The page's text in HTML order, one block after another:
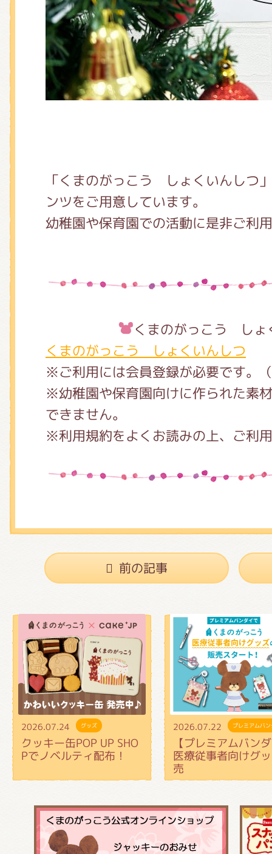
「くまのがっこう しょくいんしつ
ンツをご用意しています。
幼稚園や保育園での活動に是非ご利
くまのがっこう しょ
くまのがっこう しょくいんしつ
※ご利用には会員登録が必要です。
※幼稚園や保育園向けに作られた素
できません。
※利用規約をよくお読みの上、ご利
前の記事
2026.07.24 グッズ
クッキー缶POP UP SHO
Pでノベルティ配布！
2026.07.22 プレミアムバ
【プレミアムバン
医療従事者向けグ
売